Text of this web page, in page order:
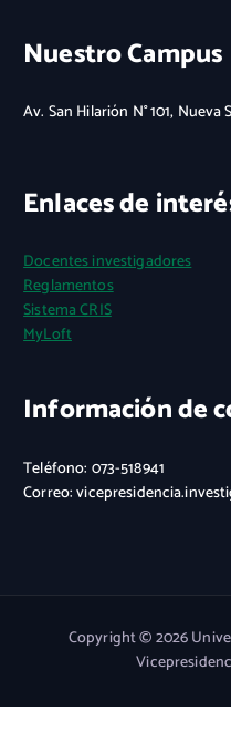
Nuestro Campus
Av. San Hilarión N° 101,
Enlaces de
Docentes investigadores
Reglamentos
Sistema CRIS
MyLoft
Información de
Teléfono: 073-518941
Correo:
Copyright © 2026